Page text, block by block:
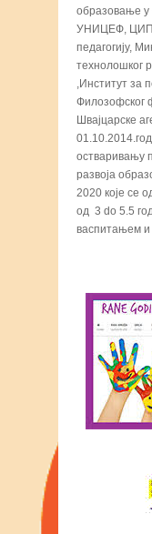
образовање у
УНИЦЕФ, ЦИП-
педагогију,
технолошког
,Институт за
Филозофског
Швајцарске
остваривању
развоја
2020 које се
од 3 dо 5.5
васпитањем